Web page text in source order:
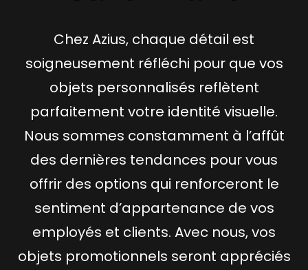
Chez Azius, chaque détail est
soigneusement réfléchi pour que vos
objets personnalisés reflètent
parfaitement votre identité visuelle.
Nous sommes constamment à l’affût
des dernières tendances pour vous
offrir des options qui renforceront le
sentiment d’appartenance de vos
employés et clients. Avec nous, vos
objets promotionnels seront appréciés